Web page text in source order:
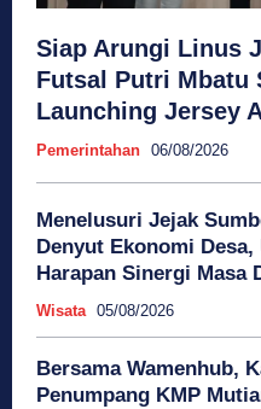
Siap Arungi Linus
Futsal Putri Mbatu
Launching Jersey
Pemerintahan 06/08/2026
Menelusuri Jejak
Denyut Ekonomi
Harapan Sinergi Masa
Wisata 05/08/2026
Bersama Wamenhub,
Penumpang KMP